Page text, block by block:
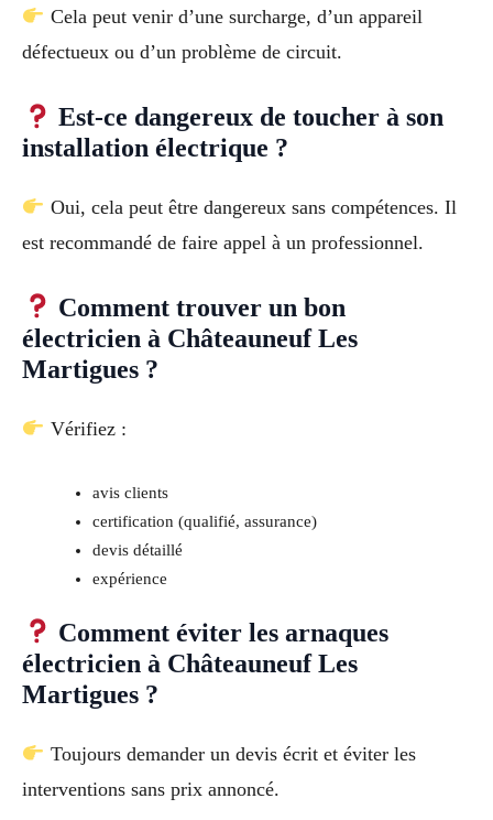
Cela peut venir d’une surcharge, d’un appareil
défectueux ou d’un problème de circuit.
Est-ce dangereux de toucher à son
installation électrique ?
Oui, cela peut être dangereux sans compétences. Il
est recommandé de faire appel à un professionnel.
Comment trouver un bon
électricien à Châteauneuf Les
Martigues ?
Vérifiez :
avis clients
certification (qualifié, assurance)
devis détaillé
expérience
Comment éviter les arnaques
électricien à Châteauneuf Les
Martigues ?
Toujours demander un devis écrit et éviter les
interventions sans prix annoncé.